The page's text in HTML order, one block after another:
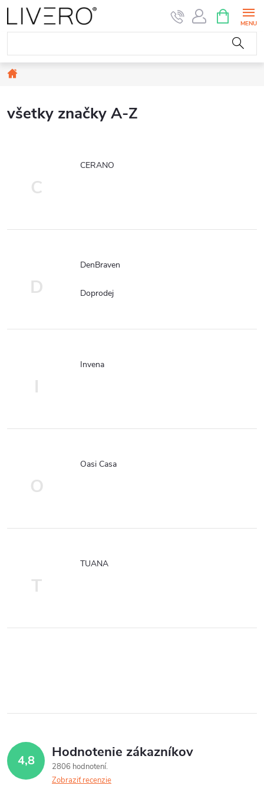
Prejsť
na
obsah
KOŠÍK
všetky značky A-Z
C
CERANO
D
DenBraven
Doprodej
I
Invena
O
Oasi Casa
T
TUANA
4,8 Hodnotenie zákazníkov
2806 hodnotení
Zobraziť recenzie